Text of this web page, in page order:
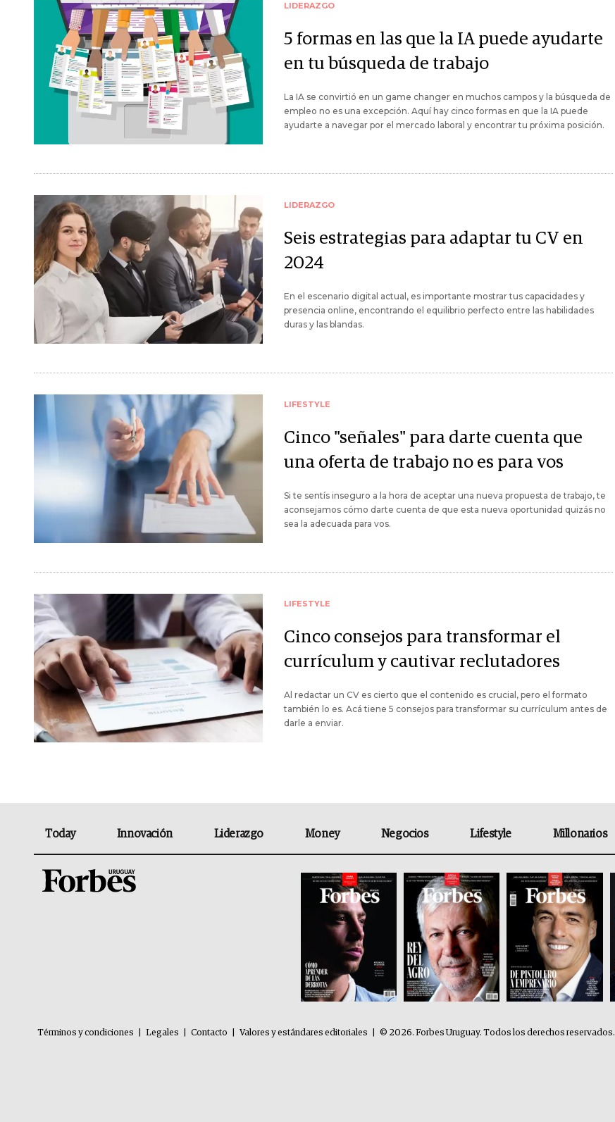
LIDERAZGO
5 formas en las que la IA puede ayudarte
en tu búsqueda de trabajo
La IA se convirtió en un game changer en muchos campos y la búsqueda de
empleo no es una excepción. Aquí hay cinco formas en que la IA puede
ayudarte a navegar por el mercado laboral y encontrar tu próxima posición.
LIDERAZGO
Seis estrategias para adaptar tu CV en
2024
En el escenario digital actual, es importante mostrar tus capacidades y
presencia online, encontrando el equilibrio perfecto entre las habilidades
duras y las blandas.
LIFESTYLE
Cinco "señales" para darte cuenta que
una oferta de trabajo no es para vos
Si te sentís inseguro a la hora de aceptar una nueva propuesta de trabajo, te
aconsejamos cómo darte cuenta de que esta nueva oportunidad quizás no
sea la adecuada para vos.
LIFESTYLE
Cinco consejos para transformar el
currículum y cautivar reclutadores
Al redactar un CV es cierto que el contenido es crucial, pero el formato
también lo es. Acá tiene 5 consejos para transformar su currículum antes de
darle a enviar.
Today Innovación Liderazgo Money Negocios Lifestyle Millonarios
Términos y condiciones Legales Contacto Valores y estándares editoriales © 2026. Forbes Uruguay. Todos los derechos reservados.